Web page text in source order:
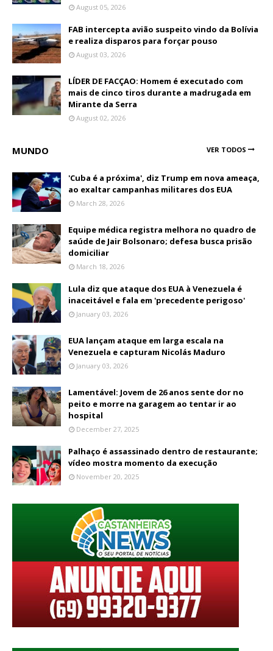
August 05, 2026
FAB intercepta avião suspeito vindo da Bolívia
e realiza disparos para forçar pouso
August 03, 2026
LÍDER DE FACÇAO: Homem é executado com
mais de cinco tiros durante a madrugada em
Mirante da Serra
August 02, 2026
MUNDO VER TODOS
'Cuba é a próxima', diz Trump em nova ameaça,
ao exaltar campanhas militares dos EUA
March 28, 2026
Equipe médica registra melhora no quadro de
saúde de Jair Bolsonaro; defesa busca prisão
domiciliar
March 18, 2026
Lula diz que ataque dos EUA à Venezuela é
inaceitável e fala em 'precedente perigoso'
January 03, 2026
EUA lançam ataque em larga escala na
Venezuela e capturam Nicolás Maduro
January 03, 2026
Lamentável: Jovem de 26 anos sente dor no
peito e morre na garagem ao tentar ir ao
hospital
December 27, 2025
Palhaço é assassinado dentro de restaurante;
vídeo mostra momento da execução
November 20, 2025